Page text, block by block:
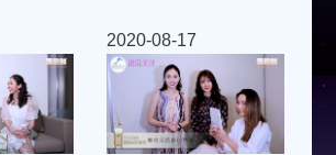
2020-08-17